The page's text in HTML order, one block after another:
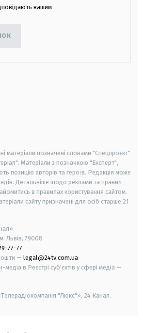
вашим
матеріали позначені словами "Спецпроєкт"
Матеріали з позначкою "Експерт",
позицію авторів та героїв. Редакція може
Детальніше щодо реклами та правил
в правилах користування сайтом.
сайту призначені для осіб старше 21
Львів, 79008
77-77
— legal@24tv.com.ua
медіа в Реєстрі суб'єктів у сфері медіа —
"Люкс"», 24 Канал.